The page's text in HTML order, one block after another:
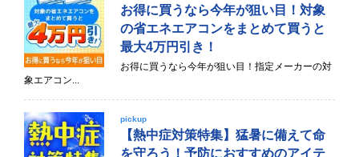
お得に買うなら今年が狙い目！対象
の省エネエアコンをまとめて買うと
最大4万円引き！
お得に買うなら今年が狙い目！指定メーカーの対
象エアコン...
pickup
【熱中症対策特集】猛暑に備えて命
を守ろう！予防におすすめのアイテ